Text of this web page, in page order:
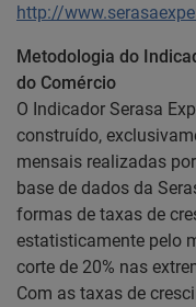
http://
Metodologia do
do Comércio
O Indicador Serasa
construído,
mensais realizadas
base de dados da
formas de taxas de
estatisticamente pelo
corte de 20% nas
Com as taxas de